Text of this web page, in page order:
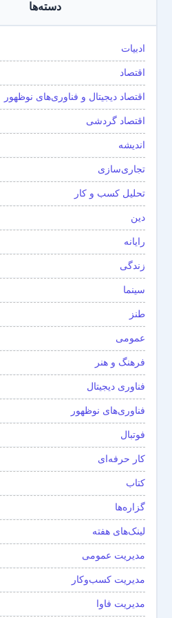
دسته‌ها
ادبیات
اقتصاد
اقتصاد دیجیتال و فناوری‌های نوظهور
اقتصاد گردشی
اندیشه
تجاری‌سازی
تحلیل کسب و کار
دین
رایانه
زندگی
سینما
طنز
عمومی
فرهنگ و هنر
فناوری دیجیتال
فناوری‌های نوظهور
فوتبال
کار حرفه‌ای
کتاب
گزاره‌ها
لینک‌های هفته
مدیریت عمومی
مدیریت کسب‌و‌کار
مدیریت فاوا